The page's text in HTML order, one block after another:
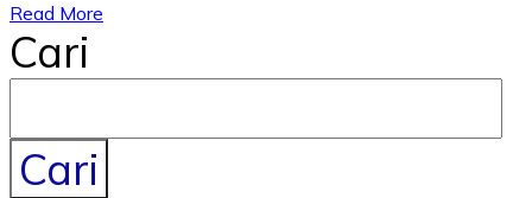
Read More
Cari
Cari